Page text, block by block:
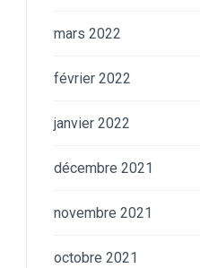
mars 2022
février 2022
janvier 2022
décembre 2021
novembre 2021
octobre 2021